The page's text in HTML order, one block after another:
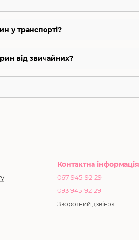
у транспорті?
від звичайних?
Контактна інформація
067 945-92-29
093 945-92-29
Зворотний дзвінок